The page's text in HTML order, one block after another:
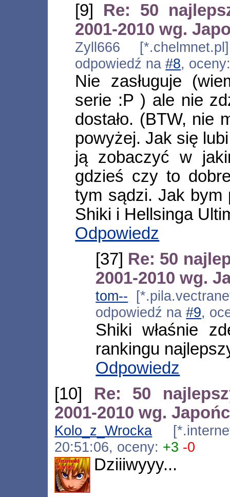
[9] Re: 50
2001-2010 wg.
Zyll666
odpowiedź na#8,
Nie zasługuje
serie :P ) ale nie
dostało. (BTW, nie
powyżej. Jak się
ją zobaczyć w
gdzieś czy to
tym sądzi. Jak bym
Shiki i Hellsinga
Odpowiedz
[37] Re: 50
2001-2010 wg.
tom--
odpowiedź na#9,
Shiki właśnie
rankingu
Odpowiedz
[10] Re: 50
2001-2010 wg.
Kolo_z_Wrocka
20:51:06, oceny: +3 -0
Dziiiwyyy...